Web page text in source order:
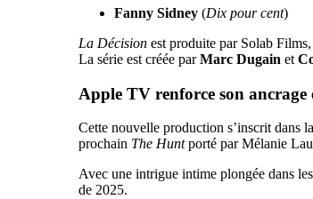
Fanny Sidney (Dix pour cent)
La Décision est produite par Solab
La série est créée parMarc Dugain et
Apple TV renforce son ancrage
Cette nouvelle production s’inscrit dans
prochain The Huntporté par Mélanie
Avec une intrigue intime plongée dans
de 2025.